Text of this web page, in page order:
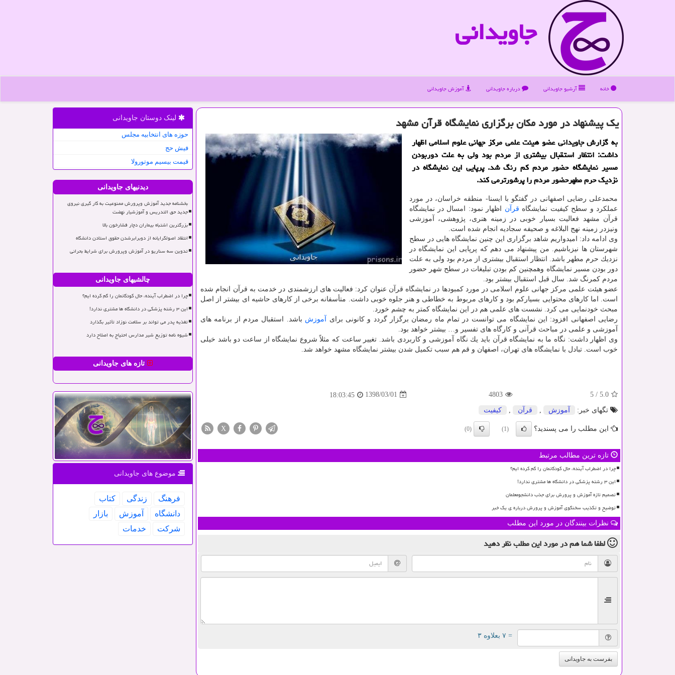
جاویدانی
خانه آرشیو جاویدانی درباره جاویدانی آموزش جاویدانی
یك پیشنهاد در مورد مكان برگزاری نمایشگاه قرآن مشهد
به گزارش جاویدانی عضو هیئت علمی مركز جهانی علوم اسلامی اظهار
داشت: انتظار استقبال بیشتری از مردم بود ولی به علت دوربودن
مسیر نمایشگاه حضور مردم كم رنگ شد. پرپایی این نمایشگاه در
نزدیك حرم مطهرحضور مردم را پرشورترمی كند.
محمدعلی رضایی اصفهانی در گفتگو با ایسنا- منطقه خراسان، در مورد
عملكرد و سطح كیفیت نمایشگاه قرآن اظهار نمود: امسال در نمایشگاه
قرآن مشهد فعالیت بسیار خوبی در زمینه هنری، پژوهشی، آموزشی
ونیزدر زمینه نهج البلاغه و صحیفه سجادیه انجام شده است.
وی ادامه داد: امیدواریم شاهد برگزاری این چنین نمایشگاه هایی در سطح
شهرستان ها نیزباشیم. من پیشنهاد می دهم كه پرپایی این نمایشگاه در
نزدیك حرم مطهر باشد. انتظار استقبال بیشتری از مردم بود ولی به علت
دور بودن مسیر نمایشگاه وهمچنین كم بودن تبلیغات در سطح شهر حضور
مردم كمرنگ شد. سال قبل استقبال بیشتر بود.
عضو هیئت علمی مركز جهانی علوم اسلامی در مورد كمبودها در نمایشگاه قرآن عنوان كرد: فعالیت های ارزشمندی در خدمت به قرآن انجام شده
است. اما كارهای محتوایی بسیاركم بود و كارهای مربوط به خطاطی و هنر جلوه خوبی داشت. متأسفانه برخی از كارهای حاشیه ای بیشتر از اصل
مبحث خودنمایی می كرد. نشست های علمی هم در این نمایشگاه كمتر به چشم خورد.
رضایی اصفهانی افزود: این نمایشگاه می توانست در تمام ماه رمضان برگزار گردد و كانونی برای
آموزش باشد. استقبال مردم از برنامه های
آموزشی و علمی در مباحث قرآنی و كارگاه های تفسیر و… بیشتر خواهد بود.
وی اظهار داشت: نگاه ما به نمایشگاه قرآن باید یك نگاه آموزشی و كاربردی باشد. تغییر ساعت كه مثلاً شروع نمایشگاه از ساعت دو باشد خیلی
خوب است. تبادل با نمایشگاه های تهران، اصفهان و قم هم سبب تكمیل شدن بیشتر نمایشگاه مشهد خواهد شد.
5.0
/
5
4803
1398/03/01
18:03:45
تگهای خبر:
آموزش قرآن كیفیت
این مطلب را می پسندید؟ (1)
(0)
X
تازه ترین مطالب مرتبط
چرا در اضطراب آینده، حال کودکانمان را گم کرده ایم؟
این ۳ رشته پزشکی در دانشگاه ها مشتری ندارد!
تصمیم تازه آموزش و پرورش برای جذب دانشجومعلمان
توضیح و تکذیب سخنگوی آموزش و پرورش درباره ی یک خبر
نظرات بینندگان در مورد این مطلب
لطفا شما همدر مورد این مطلبنظر دهید
= ۷ بعلاوه ۳
بفرست به جاویدانی
لینک دوستان جاویدانی
حوزه های انتخابیه مجلس
فیش حج
قیمت بیسیم موتورولا
دیدنیهای جاویدانی
بخشنامه جدید آموزش وپرورش ممنوعیت به کار گیری نیروی
جدید حق التدریس و آموزشیار نهضت
بزرگترین اشتباه بیماران دچار فشارخون بالا
انتقاد اصولگرایانه از دوبرابرشدن حقوق استادن دانشگاه
تدوین سه سناریو در آموزش وپرورش برای شرایط بحرانی
چالشیهای جاویدانی
چرا در اضطراب آینده، حال کودکانمان را گم کرده ایم؟
این ۳ رشته پزشکی در دانشگاه ها مشتری ندارد!
تغذیه پدر می تواند بر سلامت نوزاد تأثیر بگذارد
شیوه نامه توزیع شیر مدارس احتیاج به اصلاح دارد
تازه های جاویدانی
موضوع های جاویدانی
فرهنگ زندگی
كتاب
دانشگاه
آموزش
بازار
شركت
خدمات